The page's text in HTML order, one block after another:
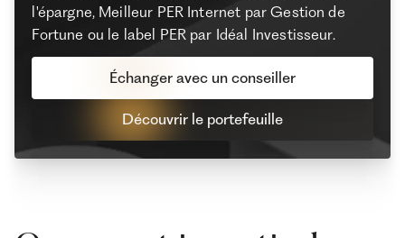
l'épargne, Meilleur PER Internet par Gestion de
Fortune ou le label PER par Idéal Investisseur.
Découvrir le portefeuille
Échanger avec un conseiller